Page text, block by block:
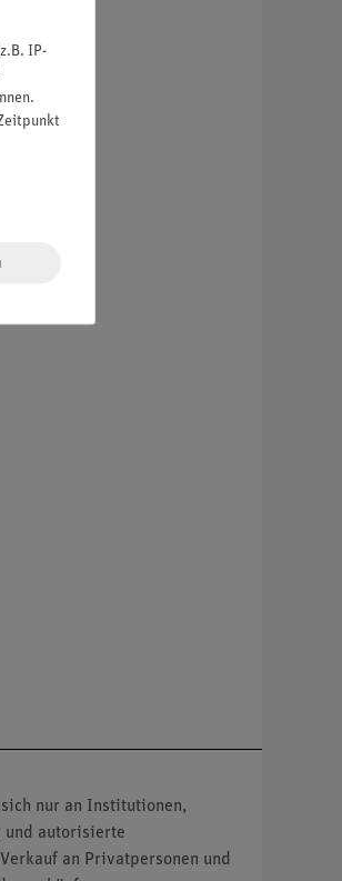
nur an Institutionen,
und autorisierte
an Privatpersonen und
IP-